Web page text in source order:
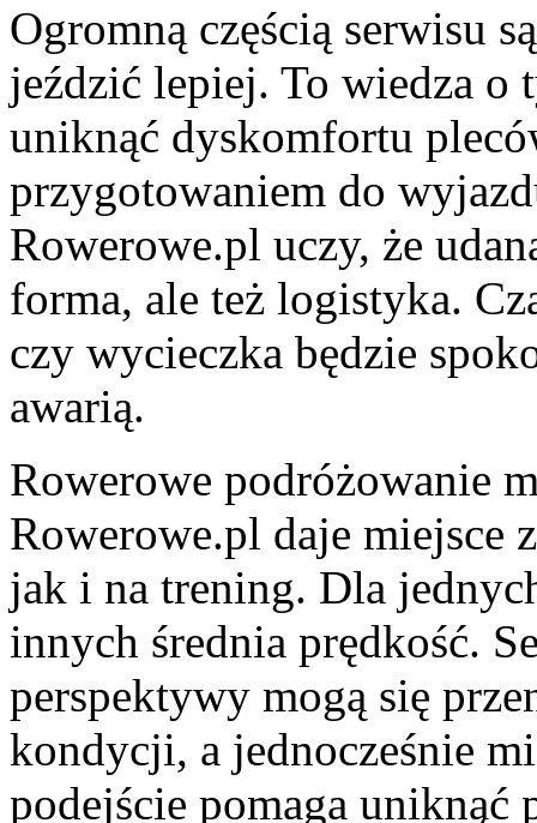
Ogromną częścią serwisu
jeździć lepiej. To wiedza
uniknąć dyskomfortu
przygotowaniem do
Rowerowe.pl uczy, że
forma, ale też logistyka.
czy wycieczka będzie
awarią.
Rowerowe podróżowanie
Rowerowe.pl daje miejsce
jak i na trening. Dla
innych średnia prędkość.
perspektywy mogą się
kondycji, a jednocześnie
podejście pomaga